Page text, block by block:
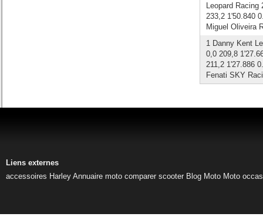
Leopard
233,2 1'50.840
Miguel Oliveira
1 Danny Kent
0,0 209,8
211,2 1'27.886
Fenati SKY
Liens externes
accessoires Harley Annuaire moto comparer scooter Blog Moto Moto